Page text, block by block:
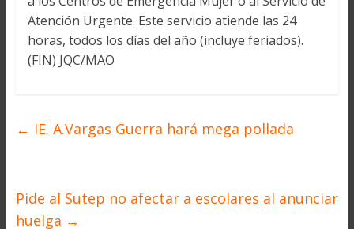
Atención Urgente. Este servicio atiende las 24
horas, todos los días del año (incluye feriados).
(FIN) JQC/MAO
← IE. A.Vargas Guerra hará mega pollada
Pide al Sutep no afectar a escolares al anunciar
huelga →